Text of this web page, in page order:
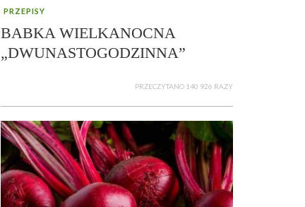
PRZEPISY
BABKA WIELKANOCNA
„DWUNASTOGODZINNA”
PRZECZYTANO 140 926 RAZY